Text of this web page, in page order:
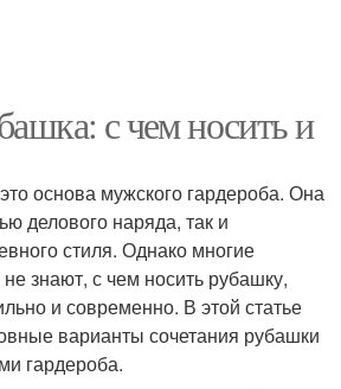
с чем носить и
основа мужского гардероба. Она
делового наряда, так и
стиля. Однако многие
знают, с чем носить рубашку,
и современно. В этой статье
варианты сочетания рубашки
гардероба.